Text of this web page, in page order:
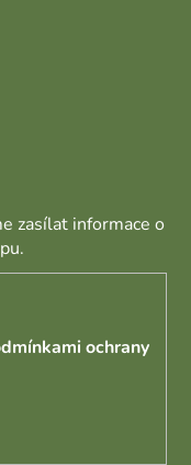
zasílat informace o
ochrany